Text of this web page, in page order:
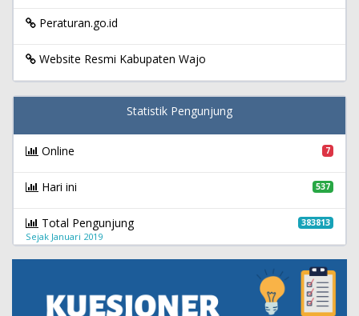
Peraturan.go.id
Website Resmi Kabupaten Wajo
Statistik Pengunjung
Online 7
Hari ini 537
Total Pengunjung 383813
Sejak Januari 2019